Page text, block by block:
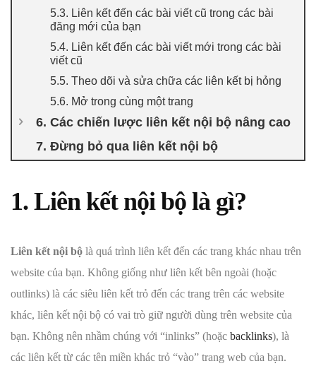
5.3. Liên kết đến các bài viết cũ trong các bài
đăng mới của bạn
5.4. Liên kết đến các bài viết mới trong các bài
viết cũ
5.5. Theo dõi và sửa chữa các liên kết bị hỏng
5.6. Mở trong cùng một trang
6. Các chiến lược liên kết nội bộ nâng cao
7. Đừng bỏ qua liên kết nội bộ
1. Liên kết nội bộ là gì?
Liên kết nội bộ là quá trình liên kết đến các trang khác nhau trên
website của bạn. Không giống như liên kết bên ngoài (hoặc
outlinks) là các siêu liên kết trỏ đến các trang trên các website
khác, liên kết nội bộ có vai trò giữ người dùng trên website của
bạn. Không nên nhầm chúng với “inlinks” (hoặc backlinks), là
các liên kết từ các tên miền khác trỏ “vào” trang web của bạn.